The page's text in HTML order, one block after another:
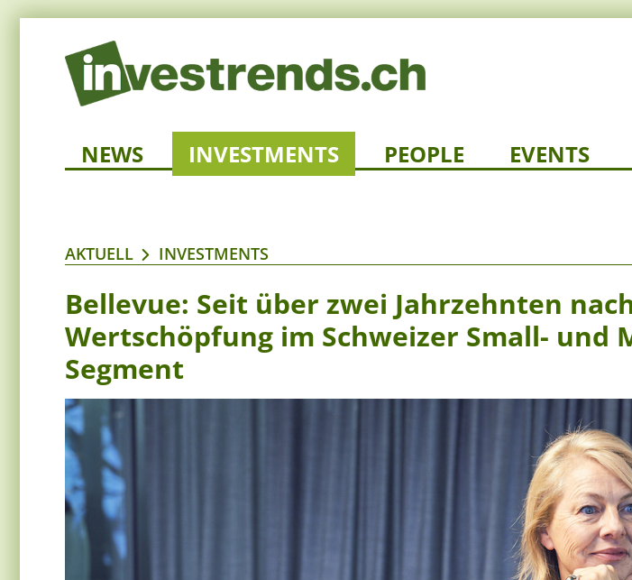
NEWS INVESTMENTS PEOPLE EVENTS
AKTUELL INVESTMENTS
Bellevue: Seit über zwei Jahrzehnten
Wertschöpfung im Schweizer Small- und
Segment